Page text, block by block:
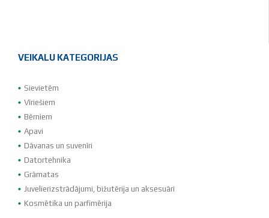
VEIKALU KATEGORIJAS
Sievietēm
Vīriešiem
Bērniem
Apavi
Dāvanas un suvenīri
Datortehnika
Grāmatas
Juvelierizstrādājumi, bižutērija un aksesuāri
Kosmētika un parfimērija